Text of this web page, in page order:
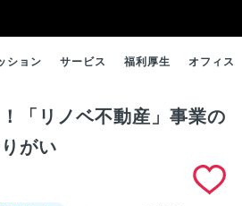
ション サービス 福利厚生 オフィス
「リノベ不動産」事業の
がい